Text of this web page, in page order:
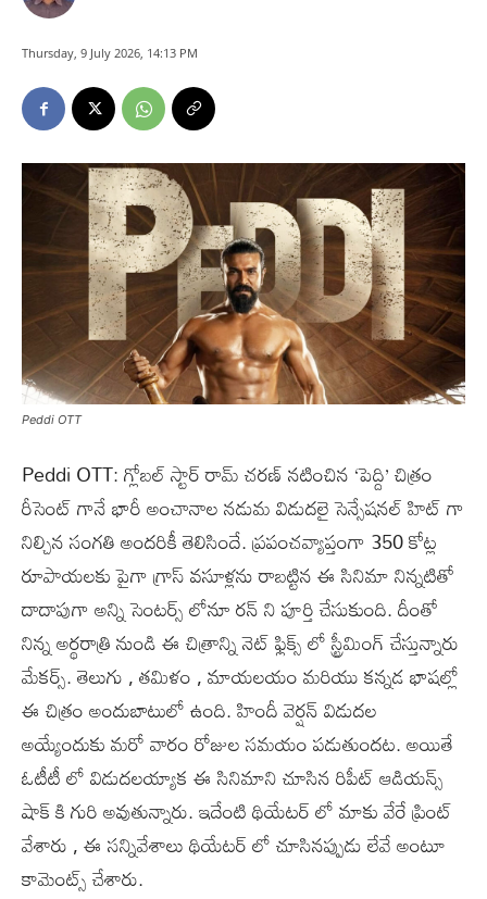
Thursday, 9 July 2026, 14:13 PM
Peddi OTT
Peddi OTT: గ్లోబల్ స్టార్ రామ్ చరణ్ నటించిన ‘పెద్ది’ చిత్రం
రీసెంట్ గానే భారీ అంచానాల నడుమ విడుదలై సెన్సేషనల్ హిట్ గా
నిల్చిన సంగతి అందరికీ తెలిసిందే. ప్రపంచవ్యాప్తంగా 350 కోట్ల
రూపాయలకు పైగా గ్రాస్ వసూళ్లను రాబట్టిన ఈ సినిమా నిన్నటితో
దాదాపుగా అన్ని సెంటర్స్ లోనూ రన్ ని పూర్తి చేసుకుంది. దీంతో
నిన్న అర్థరాత్రి నుండి ఈ చిత్రాన్ని నెట్ ఫ్లిక్స్ లో స్ట్రీమింగ్ చేస్తున్నారు
మేకర్స్. తెలుగు , తమిళం , మాయలయం మరియు కన్నడ భాషల్లో
ఈ చిత్రం అందుబాటులో ఉంది. హిందీ వెర్షన్ విడుదల
అయ్యేందుకు మరో వారం రోజుల సమయం పడుతుందట. అయితే
ఓటీటీ లో విడుదలయ్యాక ఈ సినిమాని చూసిన రిపీట్ ఆడియన్స్
షాక్ కి గురి అవుతున్నారు. ఇదేంటి థియేటర్ లో మాకు వేరే ప్రింట్
వేశారు , ఈ సన్నివేశాలు థియేటర్ లో చూసినప్పుడు లేవే అంటూ
కామెంట్స్ చేశారు.